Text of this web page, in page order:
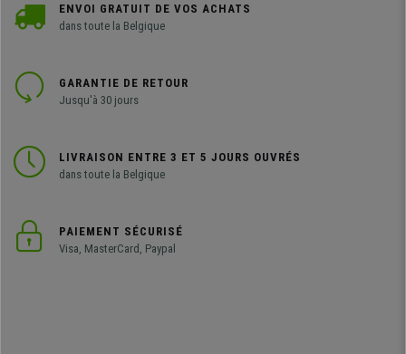
ENVOI GRATUIT DE VOS ACHATS
dans toute la Belgique
GARANTIE DE RETOUR
Jusqu'à 30 jours
LIVRAISON ENTRE 3 ET 5 JOURS OUVRÉS
dans toute la Belgique
PAIEMENT SÉCURISÉ
Visa, MasterCard, Paypal